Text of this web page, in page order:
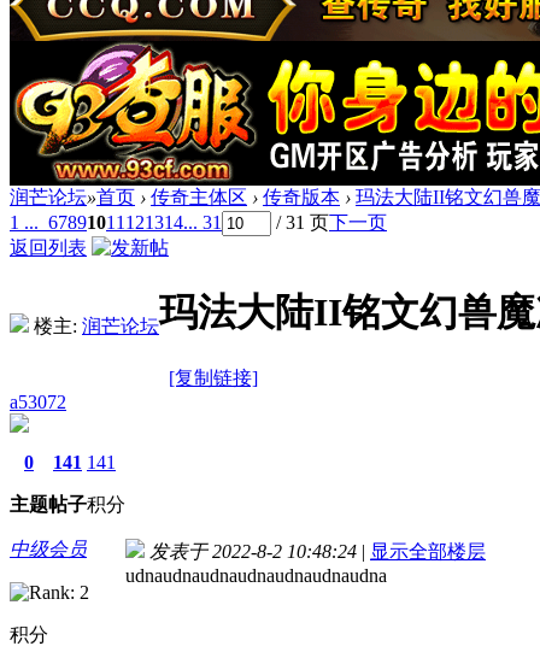
润芒论坛»首页 › 传奇主体区 › 传奇版本 › 玛法大陆II铭文幻兽
1 ... 67891011 121314... 31 / 31 页下一页
返回列表
楼主: 润芒论坛玛法大陆II铭文幻兽
[复制链接]
a53072
0
主题
141
帖子
141
积分
中级会员
积分
发表于 2022-8-2 10:48:24 | 显示全部楼层
udnaudnaudnaudnaudnaudnaudna